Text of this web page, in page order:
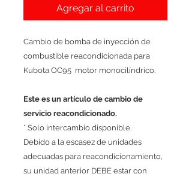
Agregar al carrito
Cambio de bomba de inyección de
combustible reacondicionada para
Kubota OC95 motor monocilíndrico.
Este es un artículo de cambio de
servicio reacondicionado.
* Solo intercambio disponible.
Debido a la escasez de unidades
adecuadas para reacondicionamiento,
su unidad anterior DEBE estar con